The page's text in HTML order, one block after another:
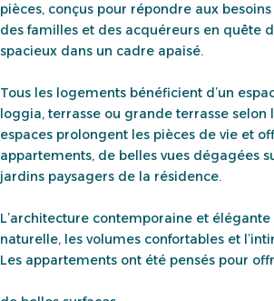
pièces, conçus pour répondre aux
des familles et des acquéreurs en quête
spacieux dans un cadre apaisé.
Tous les logements bénéficient d’un
loggia, terrasse ou grande terrasse selon
espaces prolongent les pièces de vie et
appartements, de belles vues dégagées
jardins paysagers de la résidence.
L’architecture contemporaine et
naturelle, les volumes confortables et
Les appartements ont été pensés pour